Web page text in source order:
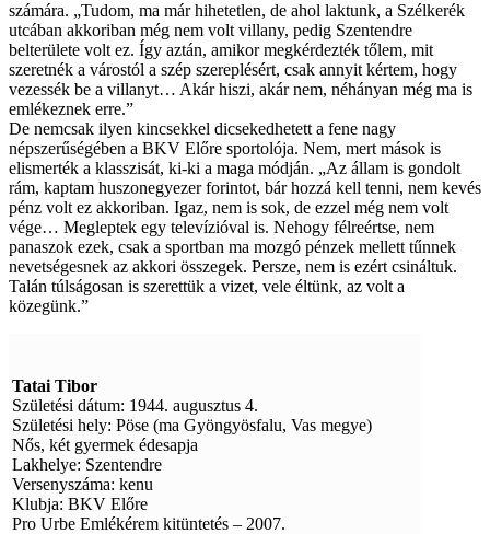
számára. „Tudom, ma már hihetetlen, de ahol laktunk, a Szélkerék
utcában akkoriban még nem volt villany, pedig Szentendre
belterülete volt ez. Így aztán, amikor megkérdezték tőlem, mit
szeretnék a várostól a szép szereplésért, csak annyit kértem, hogy
vezessék be a villanyt… Akár hiszi, akár nem, néhányan még ma is
emlékeznek erre.”
De nemcsak ilyen kincsekkel dicsekedhetett a fene nagy
népszerűségében a BKV Előre sportolója. Nem, mert mások is
elismerték a klasszisát, ki-ki a maga módján. „Az állam is gondolt
rám, kaptam huszonegyezer forintot, bár hozzá kell tenni, nem kevés
pénz volt ez akkoriban. Igaz, nem is sok, de ezzel még nem volt
vége… Megleptek egy televízióval is. Nehogy félreértse, nem
panaszok ezek, csak a sportban ma mozgó pénzek mellett tűnnek
nevetségesnek az akkori összegek. Persze, nem is ezért csináltuk.
Talán túlságosan is szerettük a vizet, vele éltünk, az volt a
közegünk.”
Tatai Tibor
Születési dátum: 1944. augusztus 4.
Születési hely: Pöse (ma Gyöngyösfalu, Vas megye)
Nős, két gyermek édesapja
Lakhelye: Szentendre
Versenyszáma: kenu
Klubja: BKV Előre
Pro Urbe Emlékérem kitüntetés – 2007.